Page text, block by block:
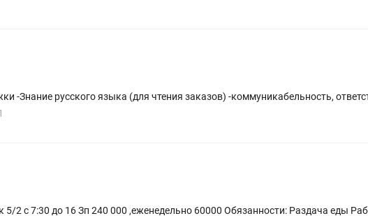
-Опыт работы -Наличие санитарной книжки -Знание русского языка (для чтения заказов) -коммуникабельность,